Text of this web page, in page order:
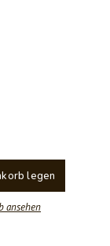
legen
ansehen